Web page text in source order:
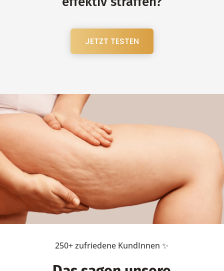
JETZT TESTEN
250+ zufriedene KundInnen ✨